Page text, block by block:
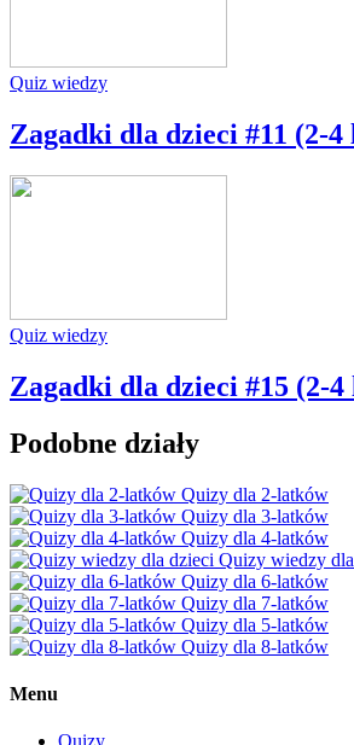
Quiz wiedzy
Zagadki dla dzieci #11 (2-4
Quiz wiedzy
Zagadki dla dzieci #15 (2-4
Podobne działy
Quizy dla 2-latków
Quizy dla 3-latków
Quizy dla 4-latków
Quizy wiedzy
Quizy dla 6-latków
Quizy dla 7-latków
Quizy dla 5-latków
Quizy dla 8-latków
Menu